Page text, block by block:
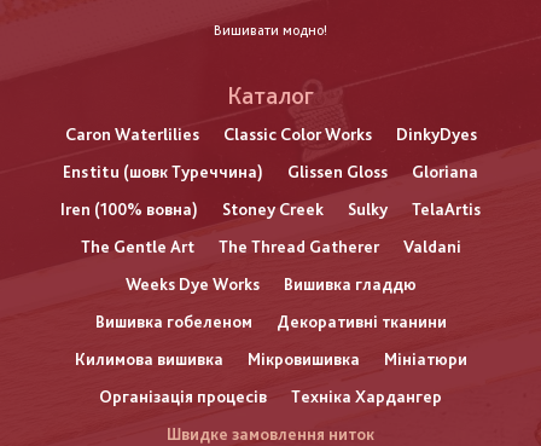
Вишивати модно!
Каталог
Caron Waterlilies Classic Color Works
DinkyDyes
Enstitu (шовк Туреччина)
Glissen Gloss
Gloriana
Iren (100% вовна)
Stoney Creek Sulky
TelaArtis
The Gentle Art
The Thread Gatherer
Valdani
Weeks Dye Works
Вишивка гладдю
Вишивка гобеленом
Декоративні тканини
Килимова вишивка
Мікровишивка
Мініатюри
Організація процесів
Техніка Хардангер
Швидке замовлення ниток